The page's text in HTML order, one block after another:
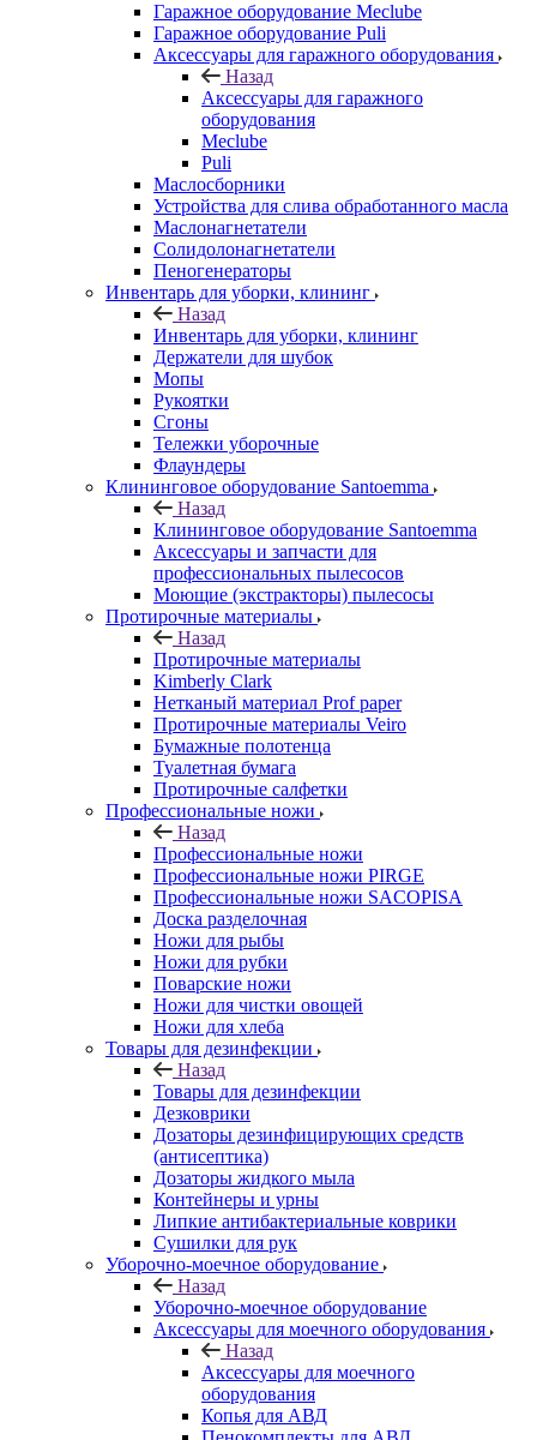
Гаражное оборудование Meclube
Гаражное оборудование Puli
Аксессуары для гаражного оборудования
Назад
Аксессуары для гаражного
оборудования
Meclube
Puli
Маслосборники
Устройства для слива обработанного масла
Маслонагнетатели
Солидолонагнетатели
Пеногенераторы
Инвентарь для уборки, клининг
Назад
Инвентарь для уборки, клининг
Держатели для шубок
Мопы
Рукоятки
Сгоны
Тележки уборочные
Флаундеры
Клининговое оборудование Santoemma
Назад
Клининговое оборудование Santoemma
Аксессуары и запчасти для
профессиональных пылесосов
Моющие (экстракторы) пылесосы
Протирочные материалы
Назад
Протирочные материалы
Kimberly Clark
Нетканый материал Prof paper
Протирочные материалы Veiro
Бумажные полотенца
Туалетная бумага
Протирочные салфетки
Профессиональные ножи
Назад
Профессиональные ножи
Профессиональные ножи PIRGE
Профессиональные ножи SACOPISA
Доска разделочная
Ножи для рыбы
Ножи для рубки
Поварские ножи
Ножи для чистки овощей
Ножи для хлеба
Товары для дезинфекции
Назад
Товары для дезинфекции
Дезковрики
Дозаторы дезинфицирующих средств
(антисептика)
Дозаторы жидкого мыла
Контейнеры и урны
Липкие антибактериальные коврики
Сушилки для рук
Уборочно-моечное оборудование
Назад
Уборочно-моечное оборудование
Аксессуары для моечного оборудования
Назад
Аксессуары для моечного
оборудования
Копья для АВД